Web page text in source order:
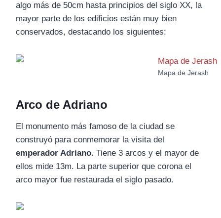
algo más de 50cm hasta principios del siglo XX, la
mayor parte de los edificios están muy bien
conservados, destacando los siguientes:
Mapa de Jerash
Arco de Adriano
El monumento más famoso de la ciudad se
construyó para conmemorar la visita del
emperador Adriano. Tiene 3 arcos y el mayor de
ellos mide 13m. La parte superior que corona el
arco mayor fue restaurada el siglo pasado.